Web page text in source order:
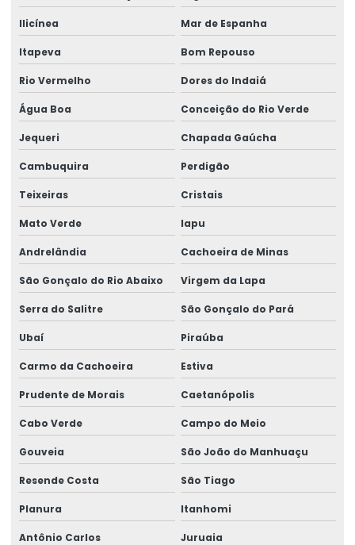
Ilicínea Mar de Espanha
Itapeva Bom Repouso
Rio Vermelho Dores do Indaiá
Água Boa Conceição do Rio Verde
Jequeri Chapada Gaúcha
Cambuquira Perdigão
Teixeiras Cristais
Mato Verde Iapu
Andrelândia Cachoeira de Minas
São Gonçalo do Rio Abaixo Virgem da Lapa
Serra do Salitre São Gonçalo do Pará
Ubaí Piraúba
Carmo da Cachoeira Estiva
Prudente de Morais Caetanópolis
Cabo Verde Campo do Meio
Gouveia São João do Manhuaçu
Resende Costa São Tiago
Planura Itanhomi
Antônio Carlos Juruaia